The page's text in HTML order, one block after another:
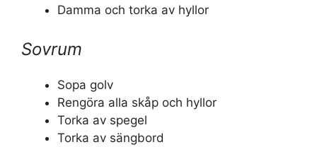
Damma och torka av hyllor
Sovrum
Sopa golv
Rengöra alla skåp och hyllor
Torka av spegel
Torka av sängbord